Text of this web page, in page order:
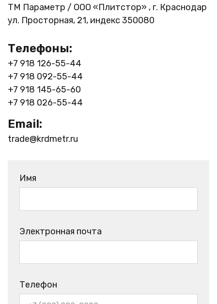
ТМ Параметр / ООО «Плитстор» , г. Краснодар
ул. Просторная, 21, индекс 350080
Телефоны:
+7 918 126-55-44
+7 918 092-55-44
+7 918 145-65-60
+7 918 026-55-44
Email:
trade@krdmetr.ru
Имя
Электронная почта
Телефон